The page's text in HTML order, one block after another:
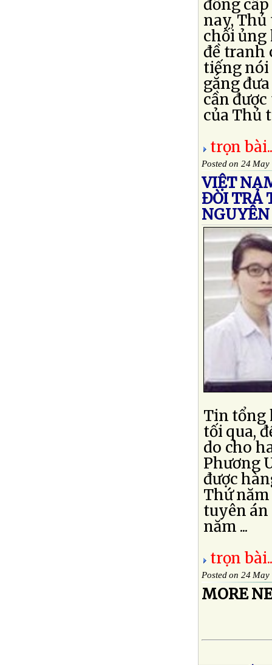
đồng
nay,
chối ủng
đề tranh
tiếng nói
gắng
cần
của Thủ
trọn
Posted on 24 May
VIỆT
ĐÒI TRẢ
Tin tổng
tối qua,
do cho
Phương
được
Thứ
tuyên án
năm ...
trọn
Posted on 24 May
MORE